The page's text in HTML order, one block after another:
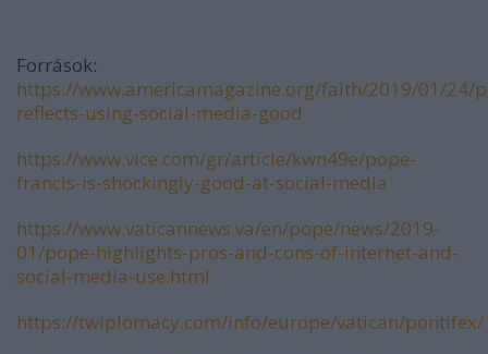
Források:
https://www.americamagazine.org/faith/2019/01/24/
reflects-using-social-media-good
https://www.vice.com/gr/article/kwn49e/pope-
francis-is-shockingly-good-at-social-media
https://www.vaticannews.va/en/pope/news/2019-
01/pope-highlights-pros-and-cons-of-internet-and-
social-media-use.html
https://twiplomacy.com/info/europe/vatican/pontifex/